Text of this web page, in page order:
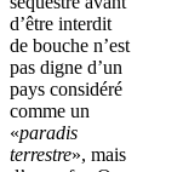
d’être interdit
de bouche n’est
pas digne d’un
pays considéré
comme un
«paradis
terrestre», mais